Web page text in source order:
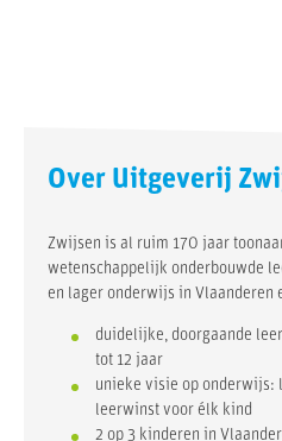
Over Uitgeverij
Zwijsen is al ruim 170 jaar
wetenschappelijk onderbouwde
en lager onderwijs in Vlaanderen
duidelijke, doorgaande
tot 12 jaar
unieke visie op onderwijs:
leerwinst voor élk kind
2 op 3 kinderen in